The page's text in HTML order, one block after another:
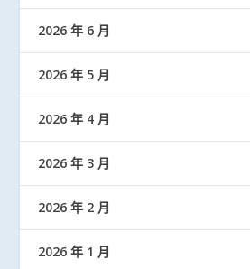
2026 年 6 月
2026 年 5 月
2026 年 4 月
2026 年 3 月
2026 年 2 月
2026 年 1 月